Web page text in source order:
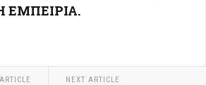
ΕΜΠΕΙΡΙΑ.
NEXT ARTICLE